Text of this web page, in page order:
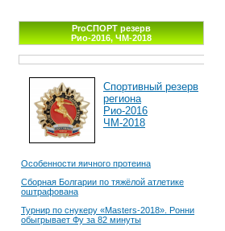
ProСПОРТ резерв
Рио-2016, ЧМ-2018
Спортивный резерв
региона
Рио-2016
ЧМ-2018
Особенности яичного протеина
Сборная Болгарии по тяжёлой атлетике
оштрафована
Турнир по снукеру «Masters-2018». Ронни
обыгрывает Фу за 82 минуты